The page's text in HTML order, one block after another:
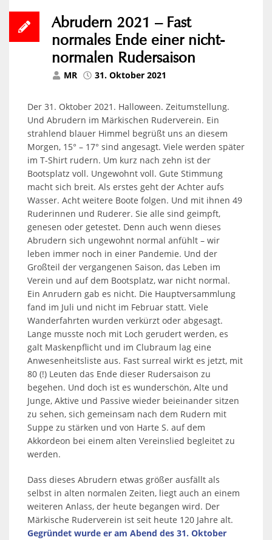
Abrudern 2021 – Fast
normales Ende einer nicht-
normalen Rudersaison
MR 31. Oktober 2021
Der 31. Oktober 2021. Halloween. Zeitumstellung.
Und Abrudern im Märkischen Ruderverein. Ein
strahlend blauer Himmel begrüßt uns an diesem
Morgen, 15° – 17° sind angesagt. Viele werden später
im T-Shirt rudern. Um kurz nach zehn ist der
Bootsplatz voll. Ungewohnt voll. Gute Stimmung
macht sich breit. Als erstes geht der Achter aufs
Wasser. Acht weitere Boote folgen. Und mit ihnen 49
Ruderinnen und Ruderer. Sie alle sind geimpft,
genesen oder getestet. Denn auch wenn dieses
Abrudern sich ungewohnt normal anfühlt – wir
leben immer noch in einer Pandemie. Und der
Großteil der vergangenen Saison, das Leben im
Verein und auf dem Bootsplatz, war nicht normal.
Ein Anrudern gab es nicht. Die Hauptversammlung
fand im Juli und nicht im Februar statt. Viele
Wanderfahrten wurden verkürzt oder abgesagt.
Lange musste noch mit Loch gerudert werden, es
galt Maskenpflicht und im Clubraum lag eine
Anwesenheitsliste aus. Fast surreal wirkt es jetzt, mit
80 (!) Leuten das Ende dieser Rudersaison zu
begehen. Und doch ist es wunderschön, Alte und
Junge, Aktive und Passive wieder beieinander sitzen
zu sehen, sich gemeinsam nach dem Rudern mit
Suppe zu stärken und von Harte S. auf dem
Akkordeon bei einem alten Vereinslied begleitet zu
werden.
Dass dieses Abrudern etwas größer ausfällt als
selbst in alten normalen Zeiten, liegt auch an einem
weiteren Anlass, der heute begangen wird. Der
Märkische Ruderverein ist seit heute 120 Jahre alt.
Gegründet wurde er am Abend des 31. Oktober